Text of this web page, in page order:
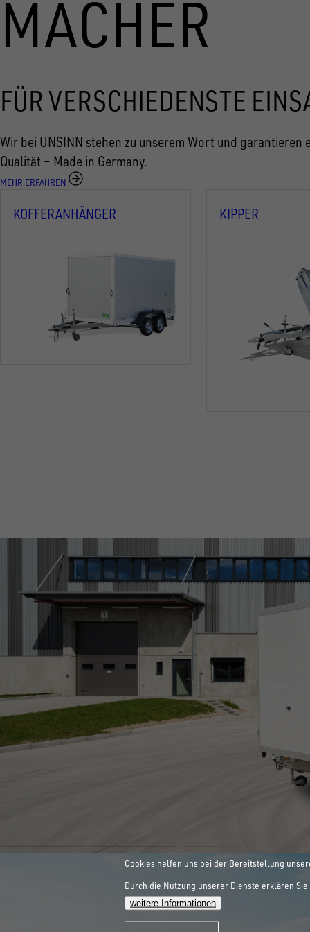
MACHER
FÜR VERSCHIEDENSTE
Wir bei UNSINN stehen zu unserem Wort und
Qualität – Made in Germany.
MEHR ERFAHREN
KOFFERANHÄNGER KIPPER
SONDERBAU
INNOVATIONEN SIND
ALLE ANZEIGEN
WORKLIFE
Cookies helfen uns bei der Bereitstellung
Durch die Nutzung unserer Dienste erklären
weitere Informationen